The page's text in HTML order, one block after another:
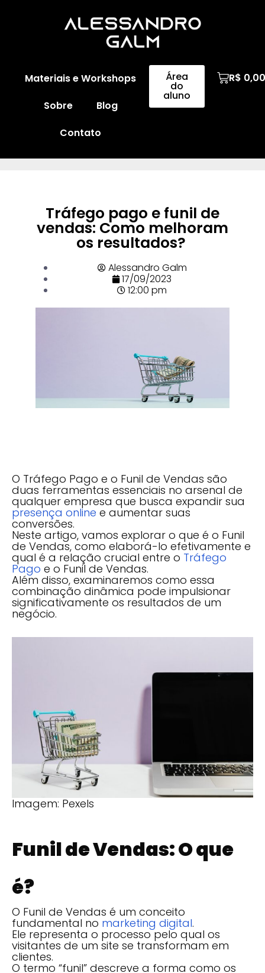
Materiais e Workshops
Sobre
Blog
Contato
Área
do
aluno
R$ 0,00
Tráfego pago e funil de
vendas: Como melhoram
os resultados?
Alessandro Galm
17/09/2023
12:00 pm
O Tráfego Pago e o Funil de Vendas são
duas ferramentas essenciais no arsenal de
qualquer empresa que busca expandir sua
presença online e aumentar suas
conversões.
Neste artigo, vamos explorar o que é o Funil
de Vendas, como elaborá-lo efetivamente e
qual é a relação crucial entre o Tráfego
Pago e o Funil de Vendas.
Além disso, examinaremos como essa
combinação dinâmica pode impulsionar
significativamente os resultados de um
negócio.
Imagem: Pexels
Funil de Vendas: O que
é?
O Funil de Vendas é um conceito
fundamental no marketing digital.
Ele representa o processo pelo qual os
visitantes de um site se transformam em
clientes.
O termo “funil” descreve a forma como os